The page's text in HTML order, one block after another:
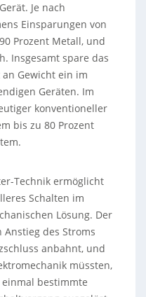
Je nach
Einsparungen von
Prozent Metall, und
Insgesamt spare das
Gewicht ein im
Geräten. Im
konventioneller
bis zu 80 Prozent
Technik ermöglicht
Schalten im
Lösung. Der
des Stroms
anbahnt, und
müssten,
bestimmte